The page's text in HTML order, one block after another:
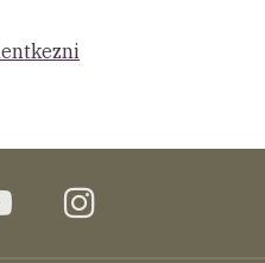
youtubeinstagram